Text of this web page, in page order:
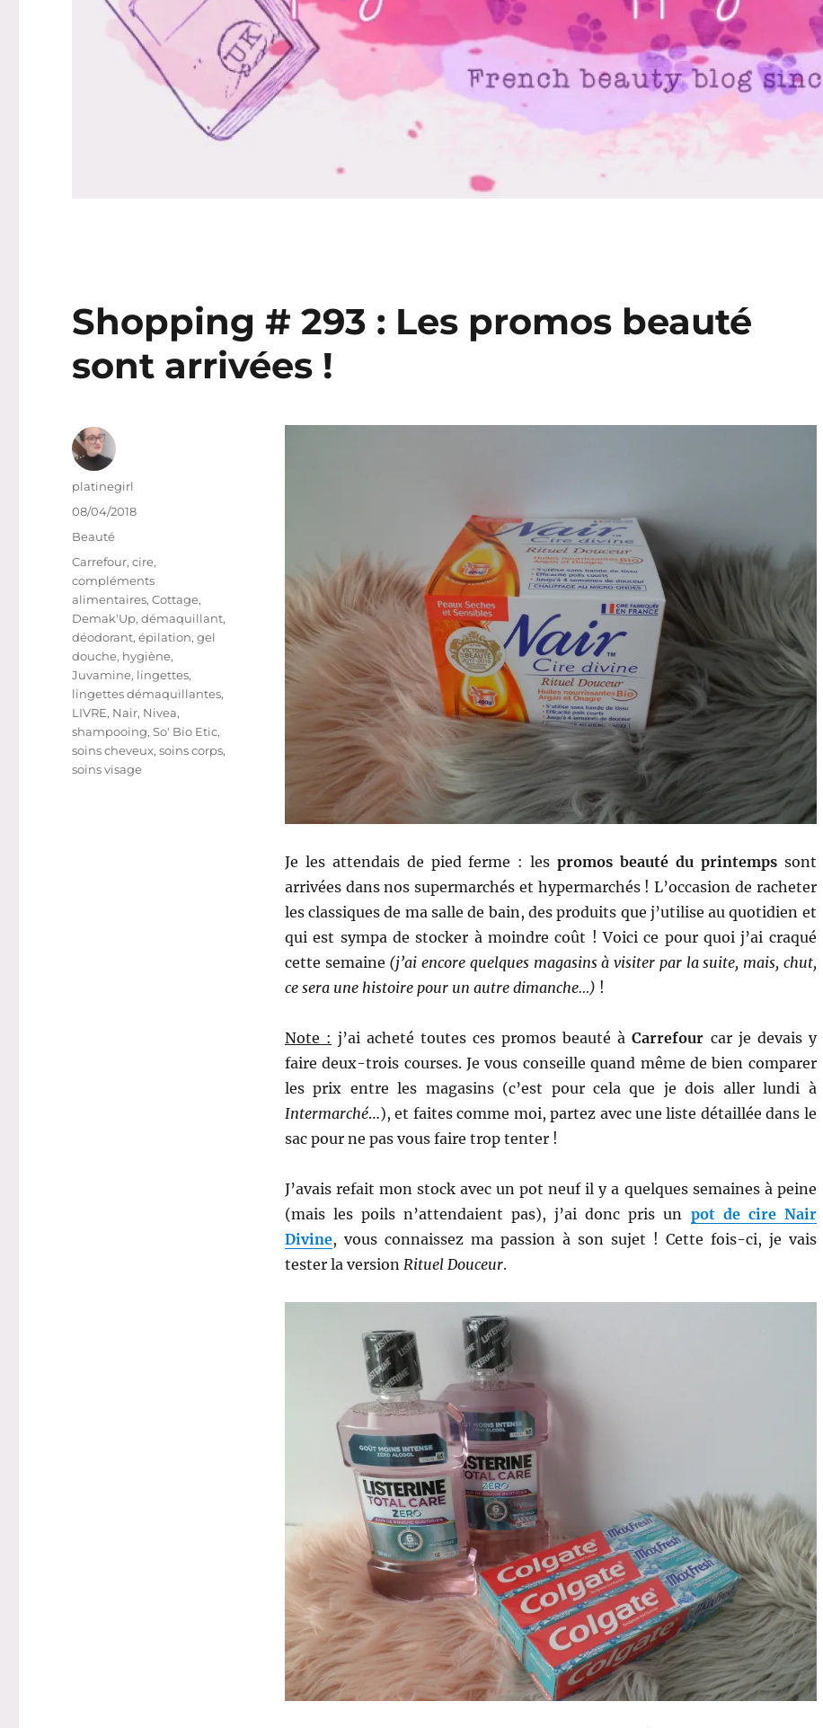
Shopping # 293 : Les promos beauté
sont arrivées !
Je les attendais de pied ferme : lespromos beauté du printempssont
arrivées dans nos supermarchés et hypermarchés ! L’occasion de racheter
les classiques de ma salle de bain, des produits que j’utilise au quotidien et
qui est sympa de stocker à moindre coût ! Voici ce pour quoi j’ai craqué
cette semaine (j’ai encore quelques magasins à visiter par la suite, mais, chut,
ce sera une histoire pour un autre dimanche…) !
Note : j’ai acheté toutes ces promos beauté àCarrefour car je devais y
faire deux-trois courses. Je vous conseille quand même de bien comparer
les prix entre les magasins (c’est pour cela que je dois aller lundi à
Intermarché…), et faites comme moi, partez avec une liste détaillée dans le
sac pour ne pas vous faire trop tenter !
J’avais refait mon stock avec un pot neuf il y a quelques semaines à peine
(mais les poils n’attendaient pas), j’ai donc pris un pot de cire Nair
Divine, vous connaissez ma passion à son sujet ! Cette fois-ci, je vais
tester la version Rituel Douceur.
Auteur
platinegirl
Publié
08/04/2018
Catégories
Beauté
Étiquettes
Carrefour,cire,
compléments
alimentaires,Cottage,
Demak'Up,démaquillant,
déodorant,épilation,gel
douche, hygiène,
Juvamine, lingettes,
lingettes démaquillantes,
LIVRE, Nair, Nivea,
shampooing,So' Bio Etic,
soins cheveux,soins corps,
soins visage